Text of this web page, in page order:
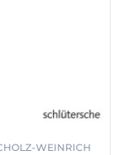
WEINRICH